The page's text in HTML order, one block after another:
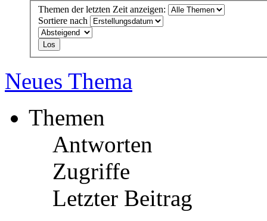
Themen der letzten Zeit anzeigen:
Sortiere nach
Neues Thema
Themen
Antworten
Zugriffe
Letzter Beitrag